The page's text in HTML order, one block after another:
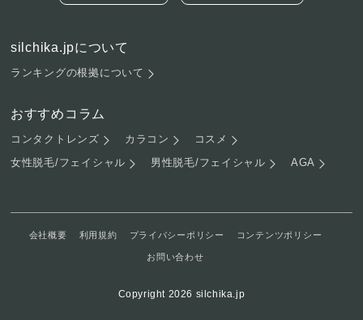
silchika.jpについて
ランキングの根拠について
おすすめコラム
コンタクトレンズ カラコン
コスメ
女性脱毛/フェイシャル
男性脱毛/フェイシャル AGA
会社概要 利用規約 プライバシーポリシー コンテンツポリシー
お問い合わせ
Copyright 2026 silchika.jp